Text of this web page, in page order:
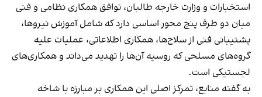
استخبارات و وزارت خارجه طالبان، توافق همکاری نظامی و فنی
میان دو طرف پنج محور اساسی دارد که شامل آموزش نیروها،
پشتیبانی فنی از سلاح‌ها، همکاری اطلاعاتی، عملیات علیه
گروه‌های مسلحی که روسیه آن‌ها را تهدید می‌داند و همکاری‌های
لجستیکی است.
به گفته منابع، تمرکز اصلی این همکاری بر مبارزه با شاخه